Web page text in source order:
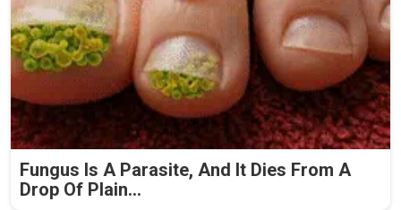
Fungus Is A Parasite, And It Dies From A
Drop Of Plain...